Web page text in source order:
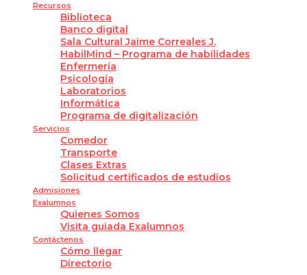
Recursos
Biblioteca
Banco digital
Sala Cultural Jaime Correales J.
HabilMind – Programa de habilidades
Enfermería
Psicología
Laboratorios
Informática
Programa de digitalización
Servicios
Comedor
Transporte
Clases Extras
Solicitud certificados de estudios
Admisiones
Exalumnos
Quienes Somos
Visita guiada Exalumnos
Contáctenos
Cómo llegar
Directorio